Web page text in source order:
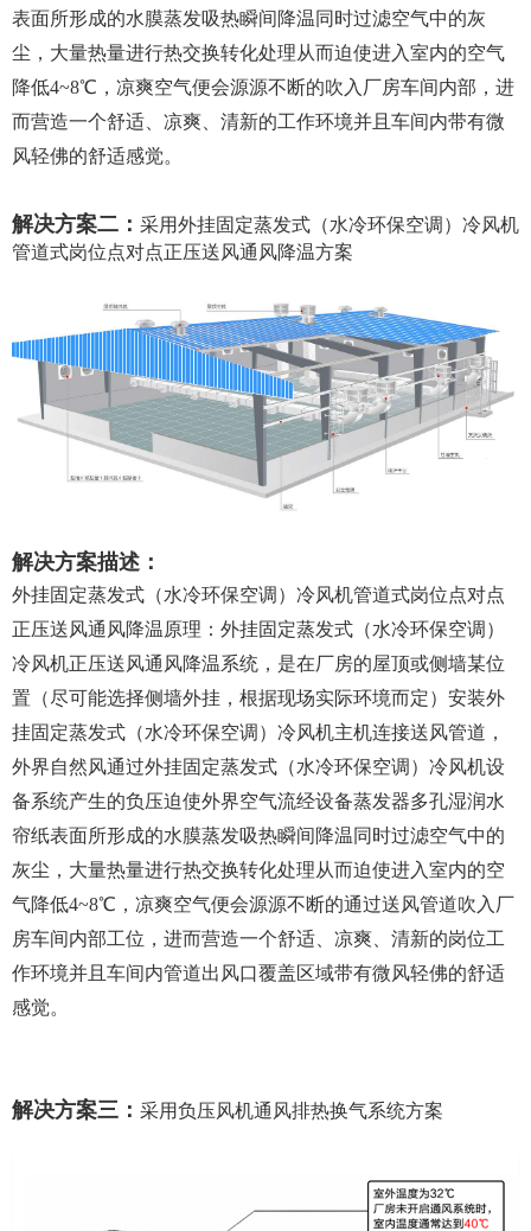
表面所形成的水膜蒸发吸热瞬间降温同时过滤空气中的灰
尘，大量热量进行热交换转化处理从而迫使进入室内的空气
降低4~8℃，凉爽空气便会源源不断的吹入厂房车间内部，进
而营造一个舒适、凉爽、清新的工作环境并且车间内带有微
风轻佛的舒适感觉。
解决方案二： 采用外挂固定蒸发式（水冷环保空调）冷风机
管道式岗位点对点正压送风通风降温方案
解决方案描述：
外挂固定蒸发式（水冷环保空调）冷风机管道式岗位点对点
正压送风通风降温原理：外挂固定蒸发式（水冷环保空调）
冷风机正压送风通风降温系统，是在厂房的屋顶或侧墙某位
置（尽可能选择侧墙外挂，根据现场实际环境而定）安装外
挂固定蒸发式（水冷环保空调）冷风机主机连接送风管道，
外界自然风通过外挂固定蒸发式（水冷环保空调）冷风机设
备系统产生的负压迫使外界空气流经设备蒸发器多孔湿润水
帘纸表面所形成的水膜蒸发吸热瞬间降温同时过滤空气中的
灰尘，大量热量进行热交换转化处理从而迫使进入室内的空
气降低4~8℃，凉爽空气便会源源不断的通过送风管道吹入厂
房车间内部工位，进而营造一个舒适、凉爽、清新的岗位工
作环境并且车间内管道出风口覆盖区域带有微风轻佛的舒适
感觉。
解决方案三： 采用负压风机通风排热换气系统方案